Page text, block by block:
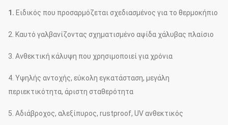
1. Ειδικός που προσαρμόζεται σχεδιασμένος για το θερμοκήπιο
2. Καυτό γαλβανίζοντας σχηματισμένο αψίδα χάλυβας πλαίσιο
3. Ανθεκτική κάλυψη που χρησιμοποιεί για χρόνια
4. Υψηλής αντοχής, εύκολη εγκατάσταση, μεγάλη
περιεκτικότητα, άριστη σταθερότητα
5. Αδιάβροχος, αλεξίπυρος, rustproof, UV ανθεκτικός